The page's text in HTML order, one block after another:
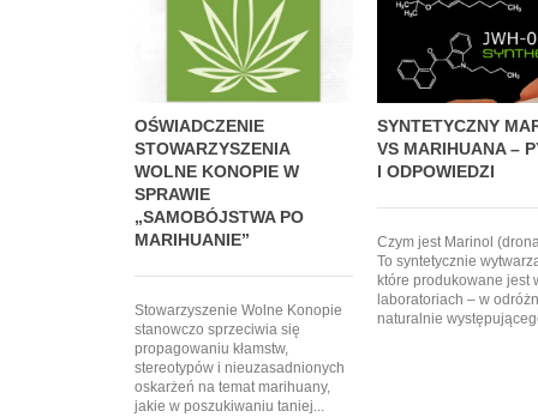
OŚWIADCZENIE
STOWARZYSZENIA
WOLNE KONOPIE W
SPRAWIE
„SAMOBÓJSTWA PO
MARIHUANIE”
Stowarzyszenie Wolne Konopie
stanowczo sprzeciwia się
propagowaniu kłamstw,
stereotypów i nieuzasadnionych
oskarżeń na temat marihuany,
jakie w poszukiwaniu taniej...
SYNTETYCZNY
VS MARIHUANA –
I ODPOWIEDZI
Czym jest Marinol
To syntetycznie
które produkowane jest
laboratoriach – w
naturalnie